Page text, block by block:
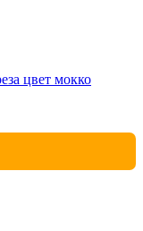
цвет мокко